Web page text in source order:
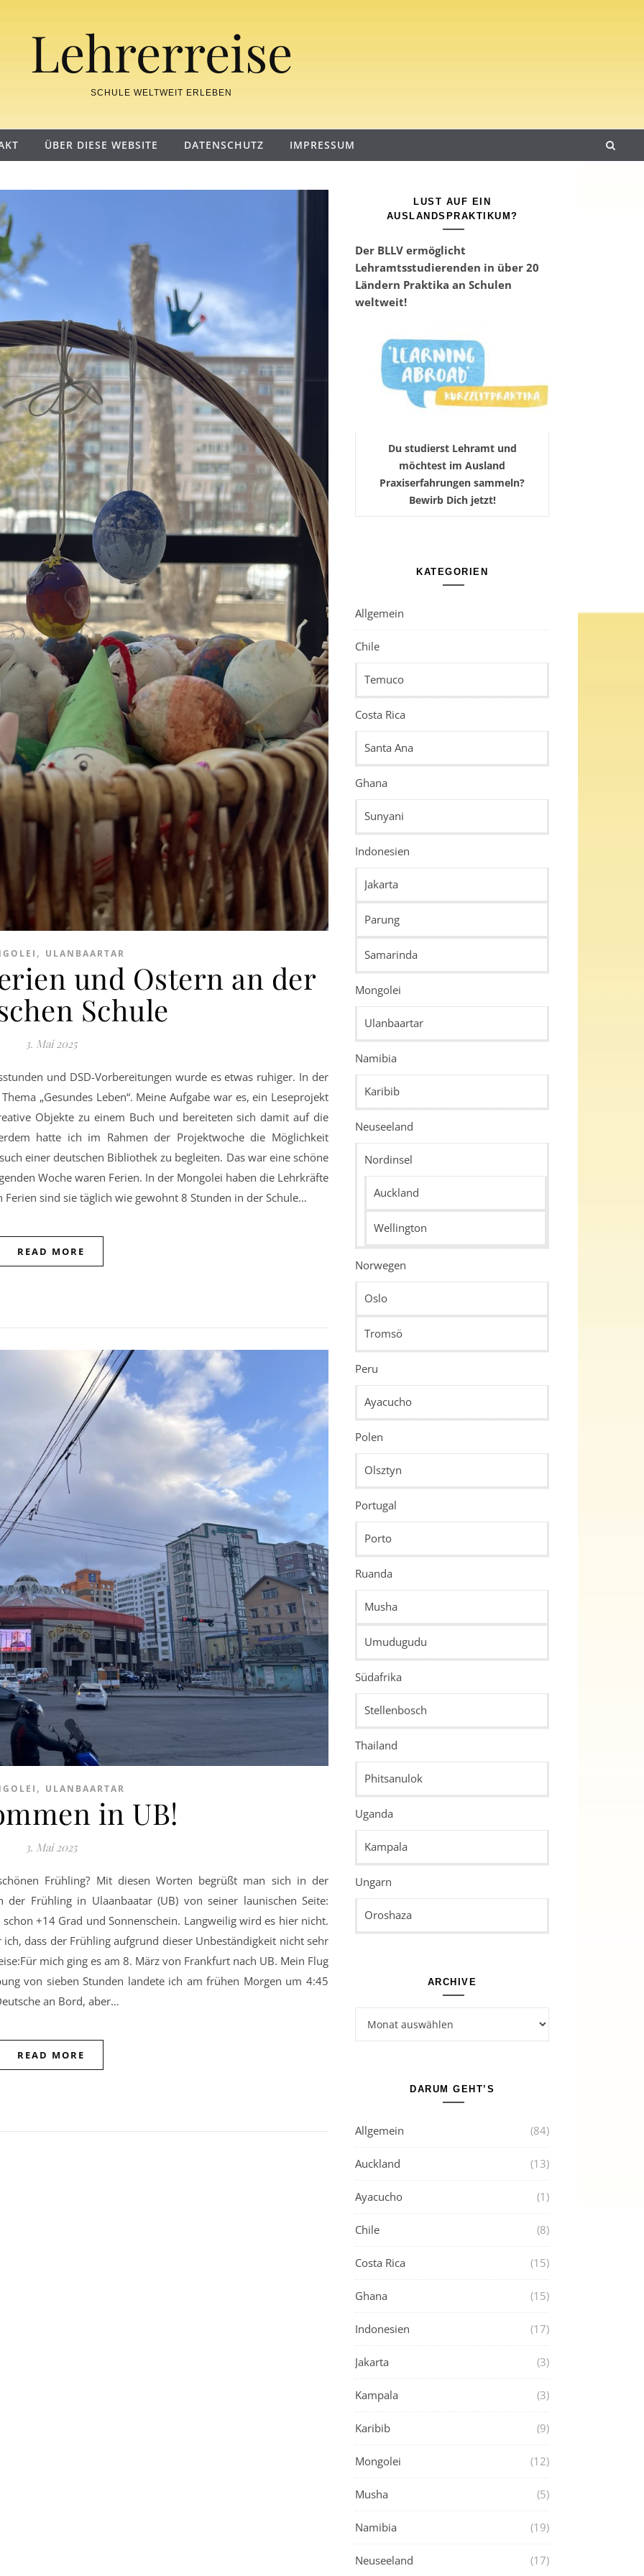
Lehrerreise
SCHULE WELTWEIT ERLEBEN
ÜBER DIESE WEBSITE DATENSCHUTZ IMPRESSUM
, ULANBAARTAR
und Ostern an der
Schule
3. Mai 2025
„Gesundes Leben“. Meine Aufgabe war es, ein Leseprojekt
Objekte zu einem Buch und bereiteten sich damit auf die
hatte ich im Rahmen der Projektwoche die Möglichkeit
einer deutschen Bibliothek zu begleiten. Das war eine schöne
Woche waren Ferien. In der Mongolei haben die Lehrkräfte
sind sie täglich wie gewohnt 8 Stunden in der Schule…
READ MORE
, ULANBAARTAR
in UB!
3. Mai 2025
der Frühling in Ulaanbaatar (UB) von seiner launischen Seite:
+14 Grad und Sonnenschein. Langweilig wird es hier nicht.
dass der Frühling aufgrund dieser Unbeständigkeit nicht sehr
mich ging es am 8. März von Frankfurt nach UB. Mein Flug
von sieben Stunden landete ich am frühen Morgen um 4:45
an Bord, aber…
READ MORE
LUST AUF EIN
AUSLANDSPRAKTIKUM?
Der BLLV ermöglicht
Lehramtsstudierenden in über 20
Ländern Praktika an Schulen
weltweit!
Du studierst Lehramt und
möchtest im Ausland
Praxiserfahrungen sammeln?
Bewirb Dich jetzt!
KATEGORIEN
Allgemein
Chile
Temuco
Costa Rica
Santa Ana
Ghana
Sunyani
Indonesien
Jakarta
Parung
Samarinda
Mongolei
Ulanbaartar
Namibia
Karibib
Neuseeland
Nordinsel
Auckland
Wellington
Norwegen
Oslo
Tromsö
Peru
Ayacucho
Polen
Olsztyn
Portugal
Porto
Ruanda
Musha
Umudugudu
Südafrika
Stellenbosch
Thailand
Phitsanulok
Uganda
Kampala
Ungarn
Oroshaza
ARCHIVE
DARUM GEHT’S
Allgemein (84)
Auckland (13)
Ayacucho (1)
Chile (8)
Costa Rica (15)
Ghana (15)
Indonesien (17)
Jakarta (3)
Kampala (3)
Karibib (9)
Mongolei (12)
Musha (5)
Namibia (19)
Neuseeland (17)